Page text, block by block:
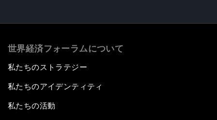
世界経済フォーラムについて
私たちのストラテジー
私たちのアイデンティティ
私たちの活動